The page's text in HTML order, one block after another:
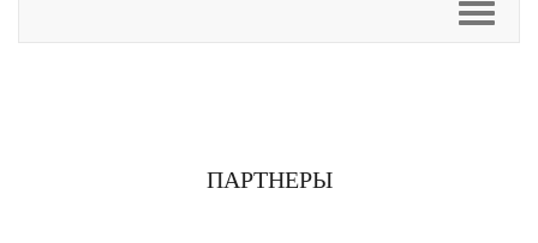
ПАРТНЕРЫ